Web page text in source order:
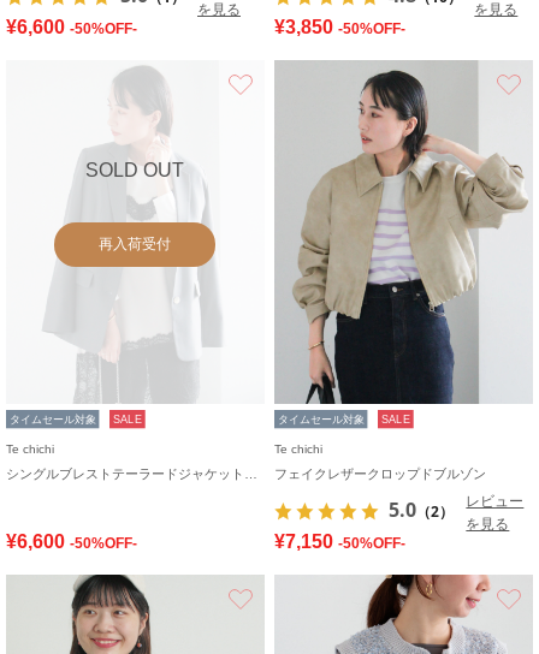
を見る
¥6,600 -50%OFF-
を見る
¥3,850 -50%OFF-
SOLD OUT
再入荷受付
タイムセール対象 SALE
Te chichi
¥6,600 -50%OFF-
タイムセール対象 SALE
Te chichi
フェイクレザークロップドブルゾン
5.0 （2）
レビュー
を見る
¥7,150 -50%OFF-